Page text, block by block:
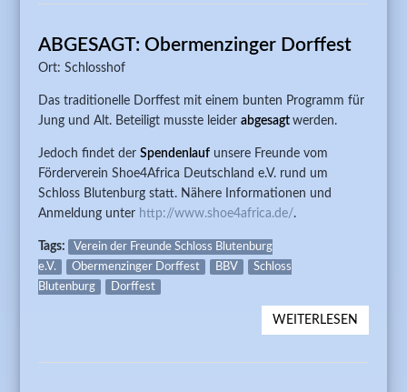
ABGESAGT: Obermenzinger Dorffest
Ort: Schlosshof
Das traditionelle Dorffest mit einem bunten Programm für
Jung und Alt. Beteiligt musste leiderabgesagtwerden.
Jedoch findet derSpendenlauf unsere Freunde vom
Förderverein Shoe4Africa Deutschland e.V. rund um
Schloss Blutenburg statt. Nähere Informationen und
Anmeldung unter http://www.shoe4africa.de/.
Tags:
Verein der Freunde Schloss Blutenburg
e.V.
Obermenzinger Dorffest BBV
Schloss
Blutenburg
Dorffest
WEITERLESEN